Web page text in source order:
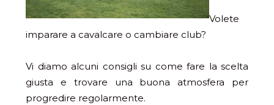
Volete
imparare a cavalcare o cambiare club?
Vi diamo alcuni consigli su come fare la scelta
giusta e trovare una buona atmosfera per
progredire regolarmente.